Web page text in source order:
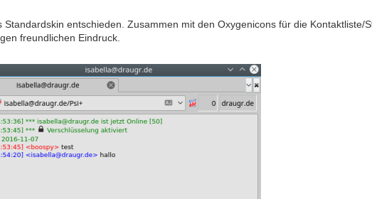
entschieden. Zusammen mit den Oxygenicons für die Kontaktliste/
freundlichen Eindruck.